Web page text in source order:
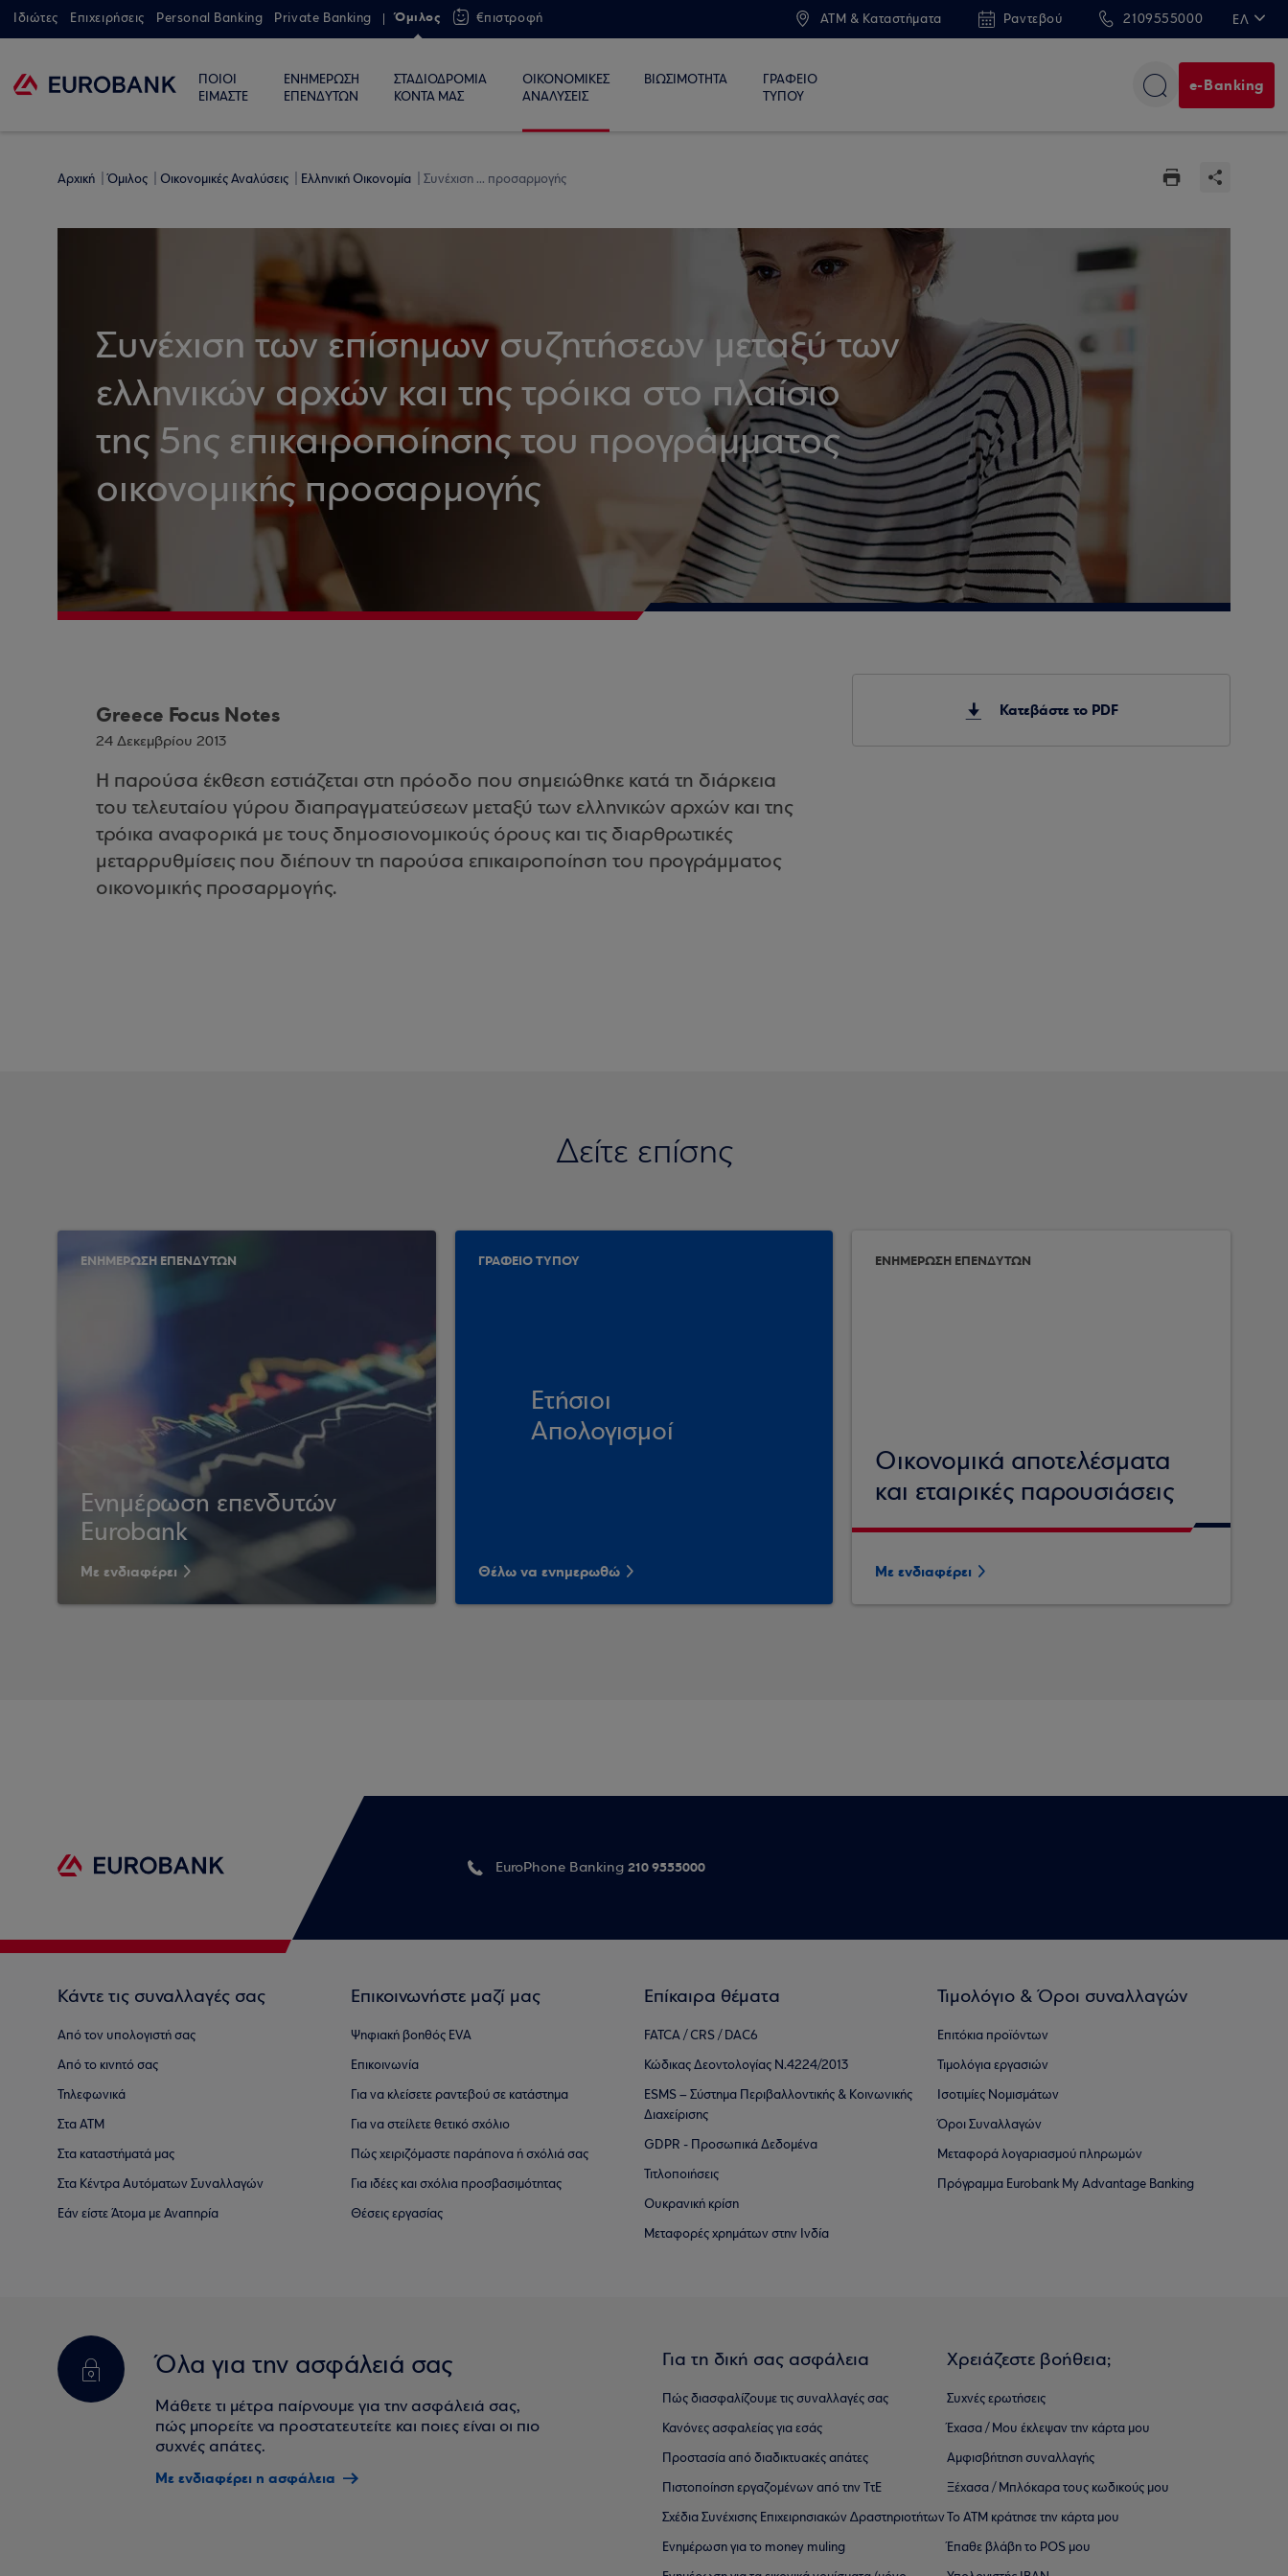
Ιδιώτες Επιχειρήσεις Personal Banking Private Banking Όμιλος €πιστροφή ATM & Καταστήματα Ραντεβού 2109555000 ΕΛ
ΠΟΙΟΙ
ΕΙΜΑΣΤΕ
ΕΝΗΜΕΡΩΣΗ
ΕΠΕΝΔΥΤΩΝ
ΣΤΑΔΙΟΔΡΟΜΙΑ
ΚΟΝΤΑ ΜΑΣ
ΟΙΚΟΝΟΜΙΚΕΣ
ΑΝΑΛΥΣΕΙΣ
ΒΙΩΣΙΜΟΤΗΤΑ
ΓΡΑΦΕΙΟ
ΤΥΠΟΥ
e-Banking
Αρχική Όμιλος Οικονομικές Αναλύσεις Ελληνική Οικονομία Συνέχιση ... προσαρμογής
Συνέχιση των επίσημων συζητήσεων μεταξύ των
ελληνικών αρχών και της τρόικα στο πλαίσιο
της 5ης επικαιροποίησης του προγράμματος
οικονομικής προσαρμογής
Greece Focus Notes
24 Δεκεμβρίου 2013
Η παρούσα έκθεση εστιάζεται στη πρόοδο που σημειώθηκε κατά τη διάρκεια
του τελευταίου γύρου διαπραγματεύσεων μεταξύ των ελληνικών αρχών και της
τρόικα αναφορικά με τους δημοσιονομικούς όρους και τις διαρθρωτικές
μεταρρυθμίσεις που διέπουν τη παρούσα επικαιροποίηση του προγράμματος
οικονομικής προσαρμογής.
Κατεβάστε το PDF
Δείτε επίσης
ΕΝΗΜΕΡΩΣΗ ΕΠΕΝΔΥΤΩΝ
Ενημέρωση επενδυτών
Eurobank
Με ενδιαφέρει
ΓΡΑΦΕΙΟ ΤΥΠΟΥ
Ετήσιοι
Απολογισμοί
Θέλω να ενημερωθώ
ΕΝΗΜΕΡΩΣΗ ΕΠΕΝΔΥΤΩΝ
Οικονομικά αποτελέσματα
και εταιρικές παρουσιάσεις
Με ενδιαφέρει
EuroPhone Banking 210 9555000
Κάντε τις συναλλαγές σας
Από τον υπολογιστή σας
Από το κινητό σας
Τηλεφωνικά
Στα ΑΤΜ
Στα καταστήματά μας
Στα Κέντρα Αυτόματων Συναλλαγών
Εάν είστε Άτομα με Αναπηρία
Επικοινωνήστε μαζί μας
Ψηφιακή βοηθός EVA
Επικοινωνία
Για να κλείσετε ραντεβού σε κατάστημα
Για να στείλετε θετικό σχόλιο
Πώς χειριζόμαστε παράπονα ή σχόλιά σας
Για ιδέες και σχόλια προσβασιμότητας
Θέσεις εργασίας
Επίκαιρα θέματα
FATCA / CRS / DAC6
Κώδικας Δεοντολογίας Ν.4224/2013
ESMS – Σύστημα Περιβαλλοντικής & Κοινωνικής
Διαχείρισης
GDPR - Προσωπικά Δεδομένα
Τιτλοποιήσεις
Ουκρανική κρίση
Μεταφορές χρημάτων στην Ινδία
Τιμολόγιο & Όροι συναλλαγών
Επιτόκια προϊόντων
Τιμολόγια εργασιών
Ισοτιμίες Νομισμάτων
Όροι Συναλλαγών
Μεταφορά λογαριασμού πληρωμών
Πρόγραμμα Eurobank My Advantage Banking
Όλα για την ασφάλειά σας
Μάθετε τι μέτρα παίρνουμε για την ασφάλειά σας,
πώς μπορείτε να προστατευτείτε και ποιες είναι οι πιο
συχνές απάτες.
Με ενδιαφέρει η ασφάλεια
Για τη δική σας ασφάλεια
Πώς διασφαλίζουμε τις συναλλαγές σας
Κανόνες ασφαλείας για εσάς
Προστασία από διαδικτυακές απάτες
Πιστοποίηση εργαζομένων από την ΤτΕ
Σχέδια Συνέχισης Επιχειρησιακών ∆ραστηριοτήτων
Ενημέρωση για το money muling
Χρειάζεστε βοήθεια;
Συχνές ερωτήσεις
Έχασα / Μου έκλεψαν την κάρτα μου
Αμφισβήτηση συναλλαγής
Ξέχασα / Μπλόκαρα τους κωδικούς μου
Το ΑΤΜ κράτησε την κάρτα μου
Έπαθε βλάβη το POS μου